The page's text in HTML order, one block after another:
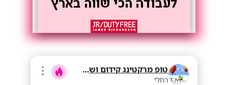
טופ מרקטינג קידום ושיווק בע"מ
רחלי